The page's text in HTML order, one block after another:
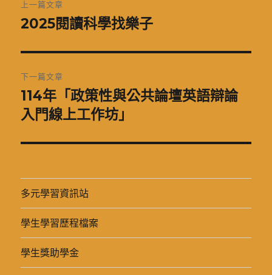
章
覽
上一篇文章
上
篇
文
章:
2025閱讀科學找樂子
下一篇文章
下
一
文
114年「政策性與公共論壇英語辯論
入門線上工作坊」
多元學習資訊站
學生學習歷程檔案
學生獎助學金